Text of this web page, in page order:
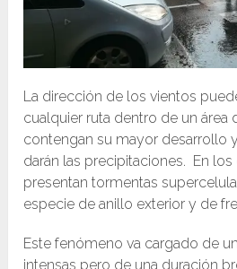
La dirección de los vientos
cualquier ruta dentro de un
contengan su mayor desarrollo
darán las precipitaciones. En
presentan tormentas
especie de anillo exterior y de
Este fenómeno va cargado de
intensas pero de una duración